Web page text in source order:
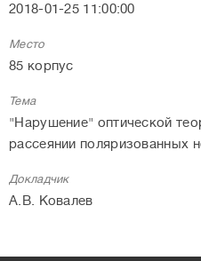
2018-01-25 11:00:00
Место
85 корпус
Тема
"Нарушение" оптической
рассеянии поляризованных
Докладчик
А.В. Ковалев